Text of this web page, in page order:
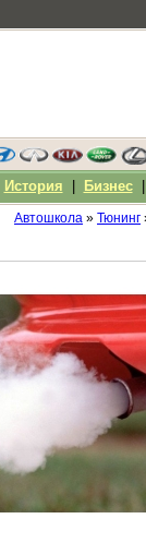
Автошкола » Тюнинг
История Бизнес